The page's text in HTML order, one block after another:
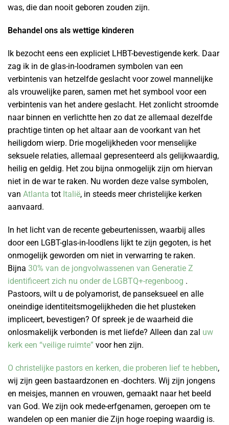
was, die dan nooit geboren zouden zijn.
Behandel ons als wettige kinderen
Ik bezocht eens een expliciet LHBT-bevestigende kerk. Daar
zag ik in de glas-in-loodramen symbolen van een
verbintenis van hetzelfde geslacht voor zowel mannelijke
als vrouwelijke paren, samen met het symbool voor een
verbintenis van het andere geslacht. Het zonlicht stroomde
naar binnen en verlichtte hen zo dat ze allemaal dezelfde
prachtige tinten op het altaar aan de voorkant van het
heiligdom wierp. Drie mogelijkheden voor menselijke
seksuele relaties, allemaal gepresenteerd als gelijkwaardig,
heilig en geldig. Het zou bijna onmogelijk zijn om hiervan
niet in de war te raken. Nu worden deze valse symbolen,
van Atlanta tot Italië, in steeds meer christelijke kerken
aanvaard.
In het licht van de recente gebeurtenissen, waarbij alles
door een LGBT-glas-in-loodlens lijkt te zijn gegoten, is het
onmogelijk geworden om niet in verwarring te raken.
Bijna 30% van de jongvolwassenen van Generatie Z
identificeert zich nu onder de LGBTQ+-regenboog .
Pastoors, wilt u de polyamorist, de panseksueel en alle
oneindige identiteitsmogelijkheden die het plusteken
impliceert, bevestigen? Of spreek je de waarheid die
onlosmakelijk verbonden is met liefde? Alleen dan zal uw
kerk een “veilige ruimte” voor hen zijn.
O christelijke pastors en kerken, die proberen lief te hebben,
wij zijn geen bastaardzonen en -dochters. Wij zijn jongens
en meisjes, mannen en vrouwen, gemaakt naar het beeld
van God. We zijn ook mede-erfgenamen, geroepen om te
wandelen op een manier die Zijn hoge roeping waardig is.